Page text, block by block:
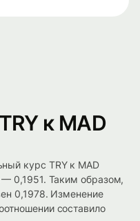
к MAD
курс TRY к MAD
0,1951. Таким образом,
0,1978. Изменение
составило